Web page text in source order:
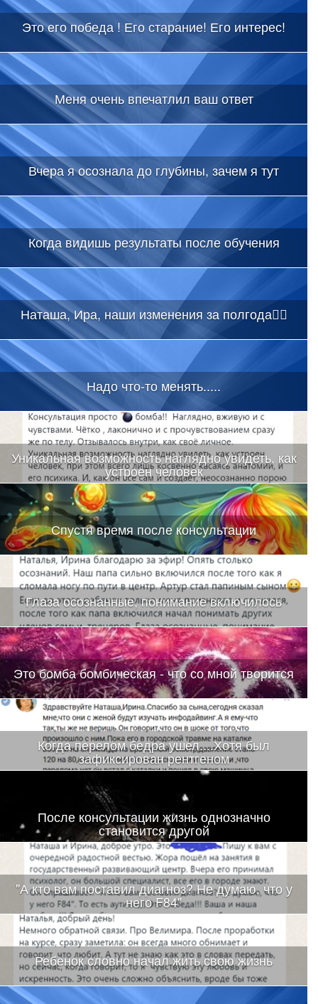
Это его победа ! Его старание! Его интерес!
Меня очень впечатлил ваш ответ
Вчера я осознала до глубины, зачем я тут
Когда видишь результаты после обучения
Наташа, Ира, наши изменения за полгода👇🏻
Надо что-то менять.....
Уникальная возможность наглядно увидеть, как
устроен человек
Спустя время после консультации
Глаза осознанные, понимание включилось
Это бомба бомбическая - что со мной творится
Когда перелом бедра ушел....Хотя был
зафиксирован рентгеном
После консультации жизнь однозначно
становится другой
"А кто вам поставил диагноз? Не думаю, что у
него F84"
Ребенок словно начал жить свою жизнь